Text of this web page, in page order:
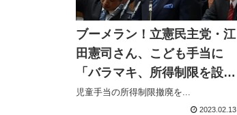
ブーメラン！立憲民主党・江
田憲司さん、こども手当に
「バラマキ、所得制限を設け
るべき、民主党の選挙が第
児童手当の所得制限撤廃を...
2023.02.13